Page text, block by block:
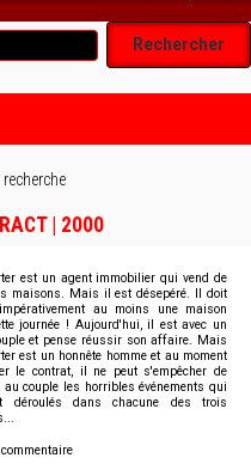
| 2000
est un agent immobilier qui vend de
maisons. Mais il est désepéré. Il doit
au moins une maison
journée ! Aujourd'hui, il est avec un
et pense réussir son affaire. Mais
est un honnête homme et au moment
le contrat, il ne peut s'empêcher de
au couple les horribles événements qui
déroulés dans chacune des trois